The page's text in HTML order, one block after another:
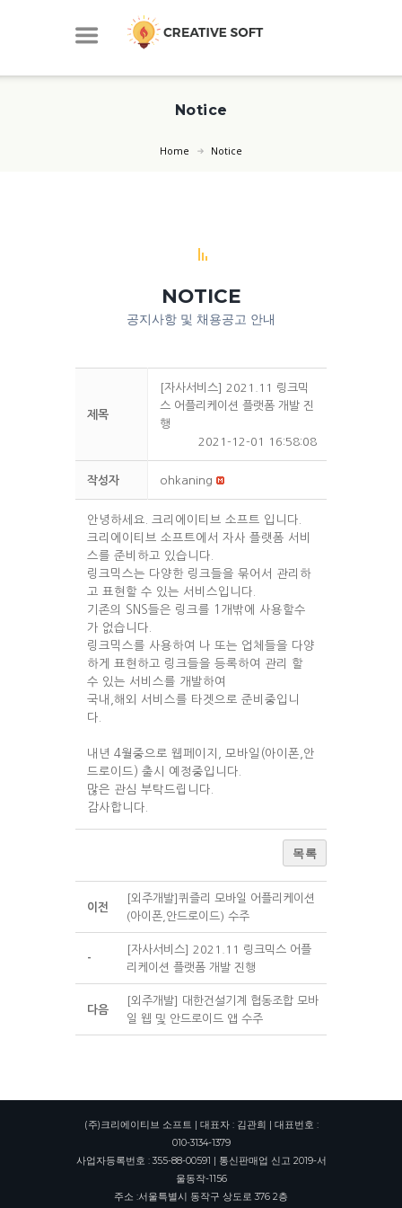
Notice
Home Notice
NOTICE
공지사항 및 채용공고 안내
제목
[자사서비스] 2021.11 링크믹
스 어플리케이션 플랫폼 개발 진
행
2021-12-01 16:58:08
작성자 ohkaning
안녕하세요. 크리에이티브 소프트 입니다.
크리에이티브 소프트에서 자사 플랫폼 서비
스를 준비하고 있습니다.
링크믹스는 다양한 링크들을 묶어서 관리하
고 표현할 수 있는 서비스입니다.
기존의 SNS들은 링크를 1개밖에 사용할수
가 없습니다.
링크믹스를 사용하여 나 또는 업체들을 다양
하게 표현하고 링크들을 등록하여 관리 할
수 있는 서비스를 개발하여
국내,해외 서비스를 타겟으로 준비중입니
다.
내년 4월중으로 웹페이지, 모바일(아이폰,안
드로이드) 출시 예정중입니다.
많은 관심 부탁드립니다.
감사합니다.
목록
이전
[외주개발]퀴즐리 모바일 어플리케이션
(아이폰,안드로이드) 수주
-
[자사서비스] 2021.11 링크믹스 어플
리케이션 플랫폼 개발 진행
다음
[외주개발] 대한건설기계 협동조합 모바
일 웹 및 안드로이드 앱 수주
(주)크리에이티브 소프트 | 대표자 : 김관희 | 대표번호 :
010-3134-1379
사업자등록번호 : 355-88-00591 | 통신판매업 신고 2019-서
울동작-1156
주소 :서울특별시 동작구 상도로 376 2층